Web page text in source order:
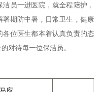
员一进医院，就全程陪护，
署期防中暑，日常卫生，健康
位医生都本着认真负责的态
对待每一位保洁员。